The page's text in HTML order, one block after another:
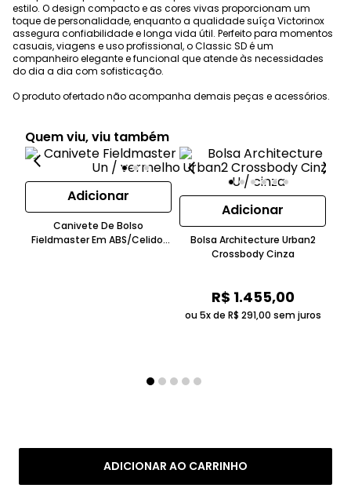
ADICIONAR AO CARRINHO
estilo. O design compacto e as cores vivas proporcionam um
toque de personalidade, enquanto a qualidade suíça Victorinox
assegura confiabilidade e longa vida útil. Perfeito para momentos
casuais, viagens e uso profissional, o Classic SD é um
companheiro elegante e funcional que atende às necessidades
do dia a dia com sofisticação.
O produto ofertado não acompanha demais peças e acessórios.
Quem viu, viu também
Adicionar
Canivete De Bolso
Fieldmaster Em ABS/Celidor
Adicionar
Bolsa Architecture Urban2
Crossbody Cinza
R$ 1.455,00
ou 5x de R$ 291,00 sem juros